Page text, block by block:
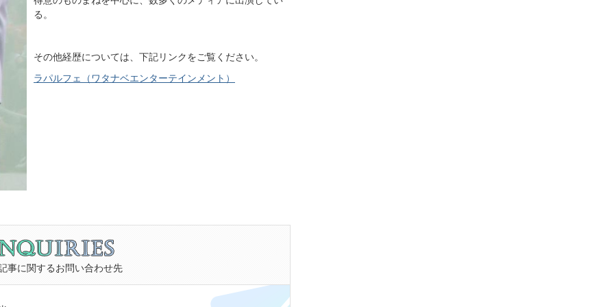
る。
その他経歴については、下記リンクをご覧ください。
ラパルフェ（ワタナベエンターテインメント）
事に関するお問い合わせ先